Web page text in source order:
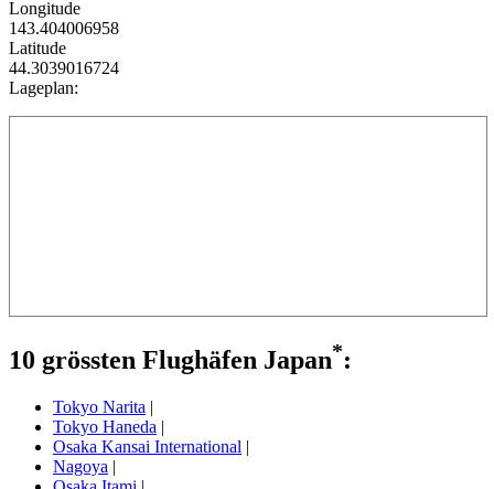
Longitude
143.404006958
Latitude
44.3039016724
Lageplan:
10 grössten Flughäfen Japan*:
Tokyo Narita |
Tokyo Haneda |
Osaka Kansai International |
Nagoya |